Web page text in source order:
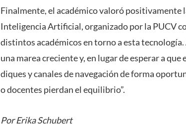
Finalmente, el académico valoró positivamente
Inteligencia Artificial, organizado por la PUCV
distintos académicos en torno a esta
una marea creciente y, en lugar de esperar a
diques y canales de navegación de forma
o docentes pierdan el equilibrio”.
Por Erika Schubert